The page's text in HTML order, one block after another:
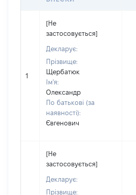
1
[Не
застосовується]
Декларує:
Прізвище:
Щербатюк
Ім'я:
Олександр
По батькові (за
наявності):
Євгенович
[Не
застосовується]
Декларує:
Прізвище: